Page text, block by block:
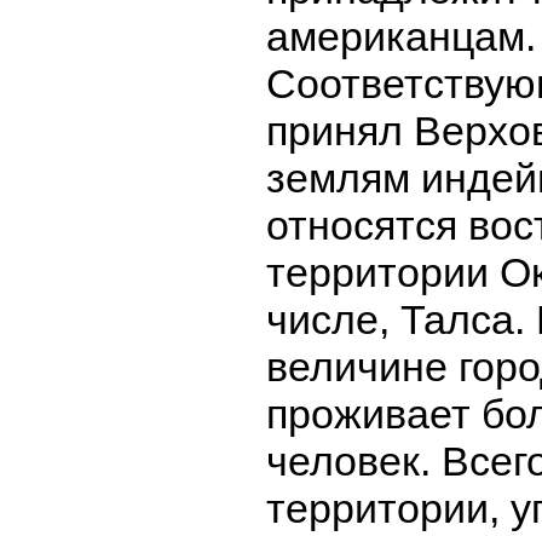
американцам.
принял
землям
относятся
территории
числе,
величине
проживает
человек.
территории,